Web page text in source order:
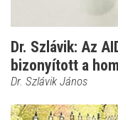
Dr. Szlávik: Az
bizonyított a
Dr. Szlávik János